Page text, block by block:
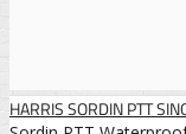
HARRIS SORDIN PTT